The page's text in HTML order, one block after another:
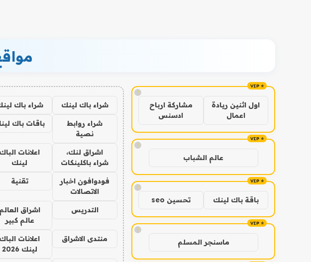
!
اول اثنين ريادة
اعمال
مشاركة ارباح
ادسنس
!
عالم الشباب
!
باقة باك لينك تحسين seo
!
ماسنجر المسلم
شراء باك لينك شراء باك
شراء روابط
نصية
باقات باك
اشراق لنك،
شراء باكلينكات
اعلانات الباك
لينك
فودوافون اخبار
الاتصالات
تقنية
التدريس
اشراق العالم
عالم كبير
منتدى الاشراق
اعلانات الباك
لينك 2026